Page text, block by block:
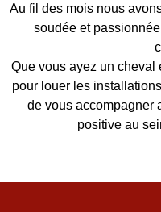
Au fil des mois nous
soudée et
Que vous ayez un cheval
pour louer les
de vous accompagner
positive au